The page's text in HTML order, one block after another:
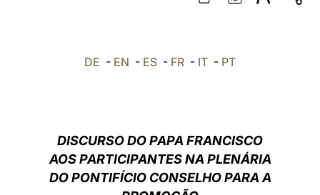
中文
LATINE
DE - EN - ES - FR - IT - PT
DISCURSO DO PAPA FRANCISCO
AOS PARTICIPANTES NA PLENÁRIA
DO PONTIFÍCIO CONSELHO PARA A